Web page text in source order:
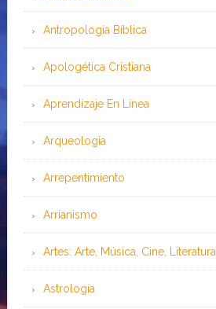
Antropología Bíblica
Apologética Cristiana
Aprendizaje En Línea
Arqueología
Arrepentimiento
Arrianismo
Artes: Arte, Música, Cine, Literatura
Astrología